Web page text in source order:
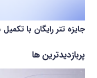
جایزه تتر رایگان با
پربازدیدترین ها